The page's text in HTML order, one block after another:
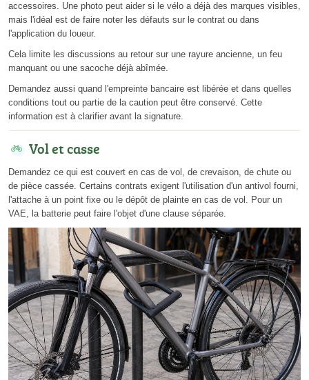
accessoires. Une photo peut aider si le vélo a déjà des marques visibles,
mais l'idéal est de faire noter les défauts sur le contrat ou dans
l'application du loueur.
Cela limite les discussions au retour sur une rayure ancienne, un feu
manquant ou une sacoche déjà abîmée.
Demandez aussi quand l'empreinte bancaire est libérée et dans quelles
conditions tout ou partie de la caution peut être conservé. Cette
information est à clarifier avant la signature.
Vol et casse
Demandez ce qui est couvert en cas de vol, de crevaison, de chute ou
de pièce cassée. Certains contrats exigent l'utilisation d'un antivol fourni,
l'attache à un point fixe ou le dépôt de plainte en cas de vol. Pour un
VAE, la batterie peut faire l'objet d'une clause séparée.